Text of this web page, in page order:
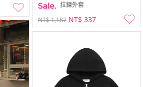
拉鍊外套
NT$ 1,187 NT$ 337